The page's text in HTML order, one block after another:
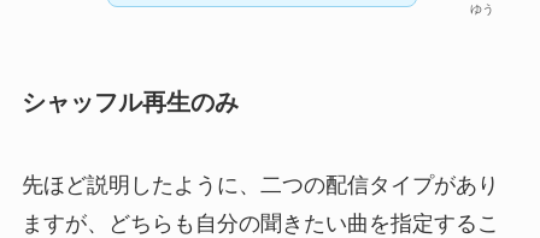
ゆう
シャッフル再生のみ
先ほど説明したように、二つの配信タイプがあり
ますが、どちらも自分の聞きたい曲を指定するこ